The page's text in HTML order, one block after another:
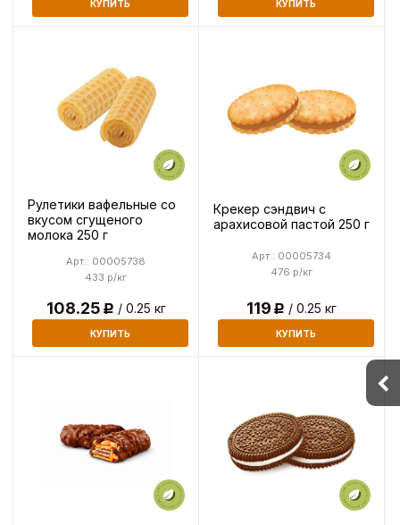
КУПИТЬ КУПИТЬ
Рулетики вафельные со
вкусом сгущеного
молока 250 г
433 р/кг
Арт.: 00005738
108.25Р / 0.25 кг
КУПИТЬ
Крекер сэндвич с
арахисовой пастой 250 г
476 р/кг
Арт.: 00005734
119Р / 0.25 кг
КУПИТЬ